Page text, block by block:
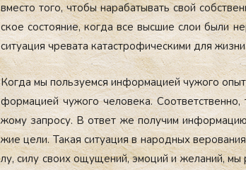
вмес­то то­го, что­бы на­раба­тывать свой
ское сос­то­яние, ког­да все выс­шие слои бы­ли
си­ту­ация чре­вата ка­тас­тро­фичес­ки­ми для
Ког­да мы поль­зу­ем­ся ин­форма­ци­ей чу­жого
форма­ци­ей чу­жого че­лове­ка.
жому зап­ро­су. В от­вет же по­лучим
жие це­ли. Та­кая си­ту­ация в на­род­ных
лу, си­лу сво­их ощу­щений, эмо­ций и же­ланий,